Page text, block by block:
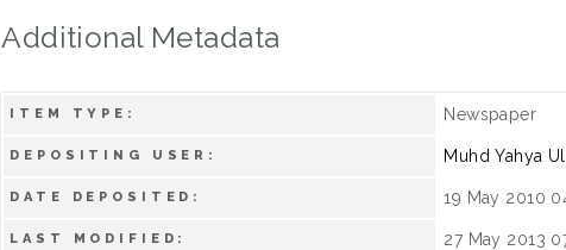
Additional Metadata
ITEM TYPE: Newspaper
DEPOSITING USER: Muhd Yahya
DATE DEPOSITED: 19 May 2010
LAST MODIFIED: 27 May 2013